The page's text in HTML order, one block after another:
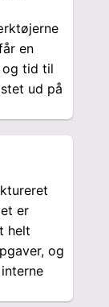
en
og tid til
ud på
er
helt
og